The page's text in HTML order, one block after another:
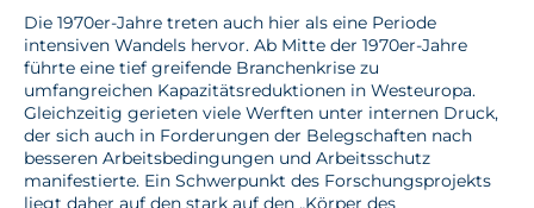
Die 1970er-Jahre treten auch hier als eine Periode
intensiven Wandels hervor. Ab Mitte der 1970er-Jahre
führte eine tief greifende Branchenkrise zu
umfangreichen Kapazitätsreduktionen in Westeuropa.
Gleichzeitig gerieten viele Werften unter internen Druck,
der sich auch in Forderungen der Belegschaften nach
besseren Arbeitsbedingungen und Arbeitsschutz
manifestierte. Ein Schwerpunkt des Forschungsprojekts
liegt daher auf den stark auf den „Körper des